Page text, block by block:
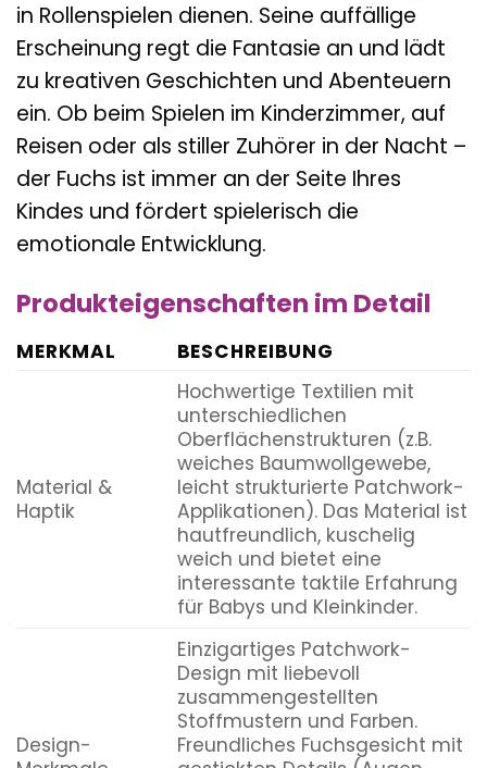
in Rollenspielen dienen. Seine auffällige
Erscheinung regt die Fantasie an und lädt
zu kreativen Geschichten und Abenteuern
ein. Ob beim Spielen im Kinderzimmer, auf
Reisen oder als stiller Zuhörer in der Nacht –
der Fuchs ist immer an der Seite Ihres
Kindes und fördert spielerisch die
emotionale Entwicklung.
Produkteigenschaften im Detail
MERKMAL BESCHREIBUNG
Material &
Haptik
Hochwertige Textilien mit
unterschiedlichen
Oberflächenstrukturen (z.B.
weiches Baumwollgewebe,
leicht strukturierte Patchwork-
Applikationen). Das Material ist
hautfreundlich, kuschelig
weich und bietet eine
interessante taktile Erfahrung
für Babys und Kleinkinder.
Design-
Einzigartiges Patchwork-
Design mit liebevoll
zusammengestellten
Stoffmustern und Farben.
Freundliches Fuchsgesicht mit